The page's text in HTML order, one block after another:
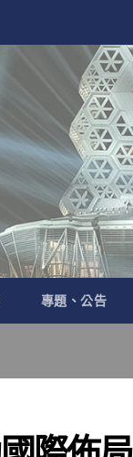
專題、公告